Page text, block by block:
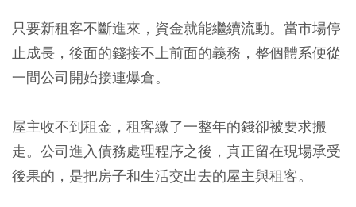
只要新租客不斷進來，資金就能繼續流動。當市場停
止成長，後面的錢接不上前面的義務，整個體系便從
一間公司開始接連爆倉。
屋主收不到租金，租客繳了一整年的錢卻被要求搬
走。公司進入債務處理程序之後，真正留在現場承受
後果的，是把房子和生活交出去的屋主與租客。